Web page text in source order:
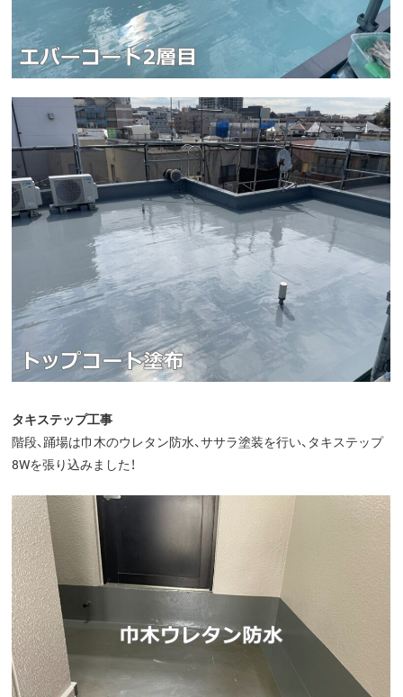
タキステップ工事
階段、踊場は巾木のウレタン防水、ササラ塗装を行い、タキステップ
8Wを張り込みました！